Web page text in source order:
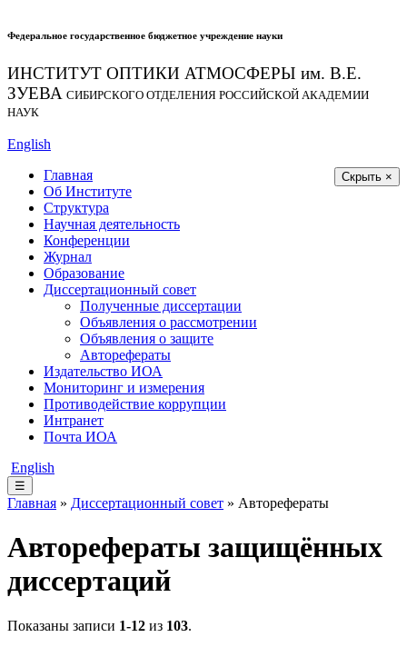
Федеральное государственное бюджетное учреждение науки
ИНСТИТУТ ОПТИКИ АТМОСФЕРЫ им. В.Е.
ЗУЕВА СИБИРСКОГО ОТДЕЛЕНИЯ РОССИЙСКОЙ АКАДЕМИИ
НАУК
English
Скрыть ×
Главная
Об Институте
Структура
Научная деятельность
Конференции
Журнал
Образование
Диссертационный совет
Полученные диссертации
Объявления о рассмотрении
Объявления о защите
Авторефераты
Издательство ИОА
Мониторинг и измерения
Противодействие коррупции
Интранет
Почта ИОА
English
☰
Главная » Диссертационный совет » Авторефераты
Авторефераты защищённых
диссертаций
Показаны записи 1-12 из 103.